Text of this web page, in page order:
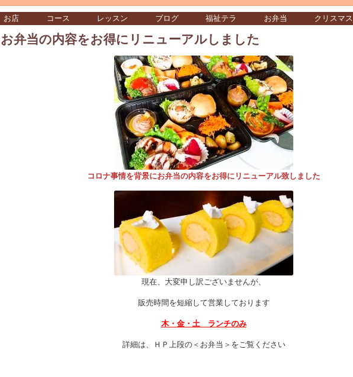
お店 コース レッスン ブログ 福祉テラ お弁当 クリスマス
お弁当の内容をお得にリニューアルしました
コロナ事情を背景にお弁当の内容をお得にリニューアル致しました
現在、大変申し訳ございませんが、
販売時間を短縮して営業しております
木・金・土 ランチのみ
詳細は、ＨＰ上段の＜お弁当＞をご覧ください